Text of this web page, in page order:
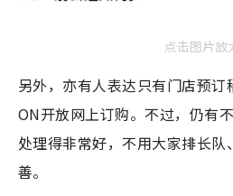
点击图片放
另外，亦有人表达只有门店预订
ON开放网上订购。不过，仍有
处理得非常好，不用大家排长
善。